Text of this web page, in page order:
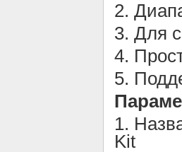
2.
3. Для
4.
5.
1.
Kit